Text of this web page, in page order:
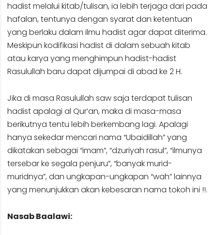
hadist melalui kitab/tulisan, ia lebih terjaga dari pada
hafalan, tentunya dengan syarat dan ketentuan
yang berlaku dalam ilmu hadist agar dapat diterima.
Meskipun kodifikasi hadist di dalam sebuah kitab
atau karya yang menghimpun hadist-hadist
Rasulullah baru dapat dijumpai di abad ke 2 H.
Jika di masa Rasulullah saw saja terdapat tulisan
hadist apalagi al Qur’an, maka di masa-masa
berikutnya tentu lebih berkembang lagi. Apalagi
hanya sekedar mencari nama “Ubaidillah” yang
dikatakan sebagai “imam”, “dzuriyah rasul”, “ilmunya
tersebar ke segala penjuru”, “banyak murid-
muridnya”, dan ungkapan-ungkapan “wah” lainnya
yang menunjukkan akan kebesaran nama tokoh ini !!.
Nasab Baalawi: